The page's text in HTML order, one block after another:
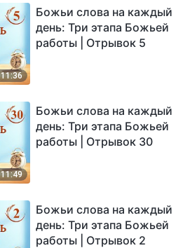
11:36
Божьи слова на каждый
день: Три этапа Божьей
работы | Отрывок 5
11:49
Божьи слова на каждый
день: Три этапа Божьей
работы | Отрывок 30
Божьи слова на каждый
день: Три этапа Божьей
работы | Отрывок 2